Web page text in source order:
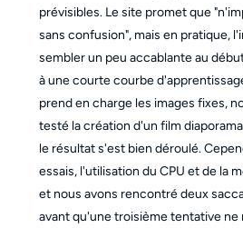
prévisibles. Le site promet que
sans confusion", mais en pratique,
sembler un peu accablante au
à une courte courbe
prend en charge les images fixes,
testé la création d'un film
le résultat s'est bien déroulé.
essais, l'utilisation du CPU et de la
et nous avons rencontré deux
avant qu'une troisième tentative ne